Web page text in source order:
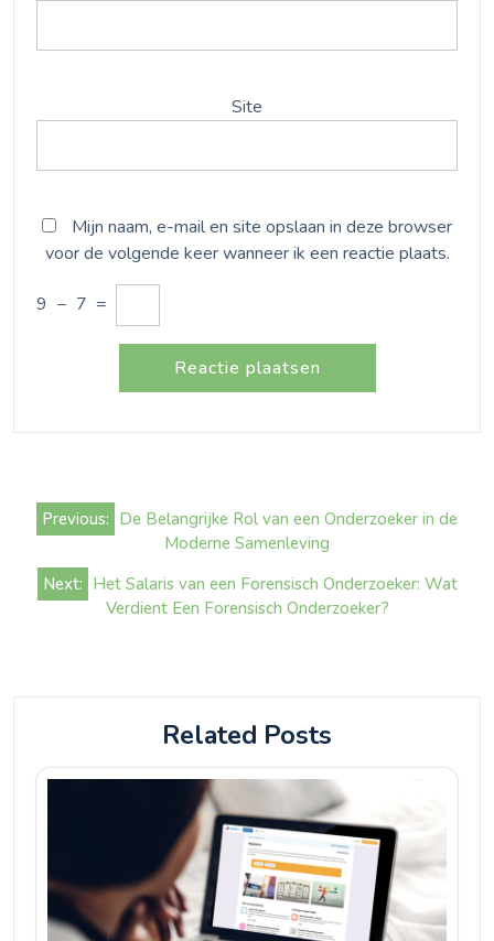
Site
Mijn naam, e-mail en site opslaan in deze browser
voor de volgende keer wanneer ik een reactie plaats.
9 − 7 =
Bericht
navigatie
Previous: De Belangrijke Rol van een Onderzoeker in de
Moderne Samenleving
Next: Het Salaris van een Forensisch Onderzoeker: Wat
Verdient Een Forensisch Onderzoeker?
Related Posts